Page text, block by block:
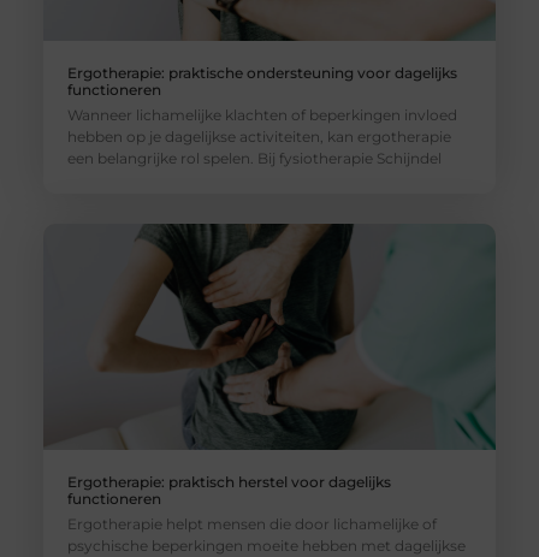
Ergotherapie: praktische ondersteuning voor dagelijks
functioneren
Wanneer lichamelijke klachten of beperkingen invloed
hebben op je dagelijkse activiteiten, kan ergotherapie
een belangrijke rol spelen. Bij fysiotherapie Schijndel
Ergotherapie: praktisch herstel voor dagelijks
functioneren
Ergotherapie helpt mensen die door lichamelijke of
psychische beperkingen moeite hebben met dagelijkse